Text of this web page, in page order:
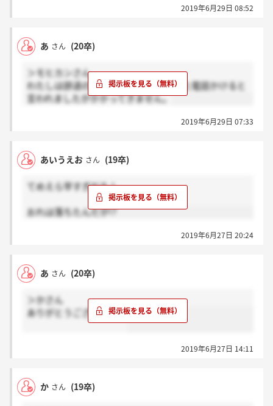
2019年6月29日 08:52
あ さん (20卒)
＞モヒカンさん
わたしは辞退のことを伝えました。また電話かけると
言われましたがかかってきません。
2019年6月29日 07:33
あいうえお さん (19卒)
てめえら早すぎだろ！
おれは落ちたんだが!?
2019年6月27日 20:24
あ さん (20卒)
＞かさん
ありがとうございます！
2019年6月27日 14:11
か さん (19卒)